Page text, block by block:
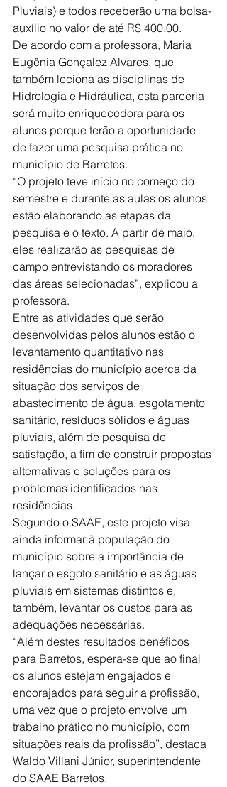
Pluviais) e todos receberão uma bolsa-
auxílio no valor de até R$ 400,00.
De acordo com a professora, Maria
Eugênia Gonçalez Alvares, que
também leciona as disciplinas de
Hidrologia e Hidráulica, esta parceria
será muito enriquecedora para os
alunos porque terão a oportunidade
de fazer uma pesquisa prática no
município de Barretos.
“O projeto teve início no começo do
semestre e durante as aulas os alunos
estão elaborando as etapas da
pesquisa e o texto. A partir de maio,
eles realizarão as pesquisas de
campo entrevistando os moradores
das áreas selecionadas”, explicou a
professora.
Entre as atividades que serão
desenvolvidas pelos alunos estão o
levantamento quantitativo nas
residências do município acerca da
situação dos serviços de
abastecimento de água, esgotamento
sanitário, resíduos sólidos e águas
pluviais, além de pesquisa de
satisfação, a fim de construir propostas
alternativas e soluções para os
problemas identificados nas
residências.
Segundo o SAAE, este projeto visa
ainda informar à população do
município sobre a importância de
lançar o esgoto sanitário e as águas
pluviais em sistemas distintos e,
também, levantar os custos para as
adequações necessárias.
“Além destes resultados benéficos
para Barretos, espera-se que ao final
os alunos estejam engajados e
encorajados para seguir a profissão,
uma vez que o projeto envolve um
trabalho prático no município, com
situações reais da profissão”, destaca
Waldo Villani Júnior, superintendente
do SAAE Barretos.